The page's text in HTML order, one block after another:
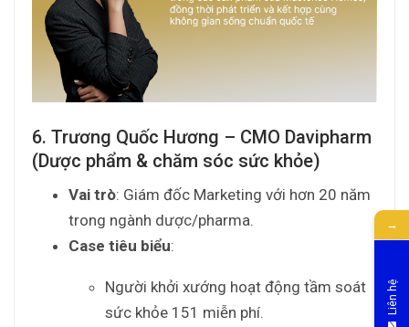
6. Trương Quốc Hương – CMO Davipharm
(Dược phẩm & chăm sóc sức khỏe)
Vai trò: Giám đốc Marketing với hơn 20 năm
trong ngành dược/pharma.
Case tiêu biểu:
Người khởi xướng hoạt động tầm soát
sức khỏe 151 miễn phí.
→
Liên hệ